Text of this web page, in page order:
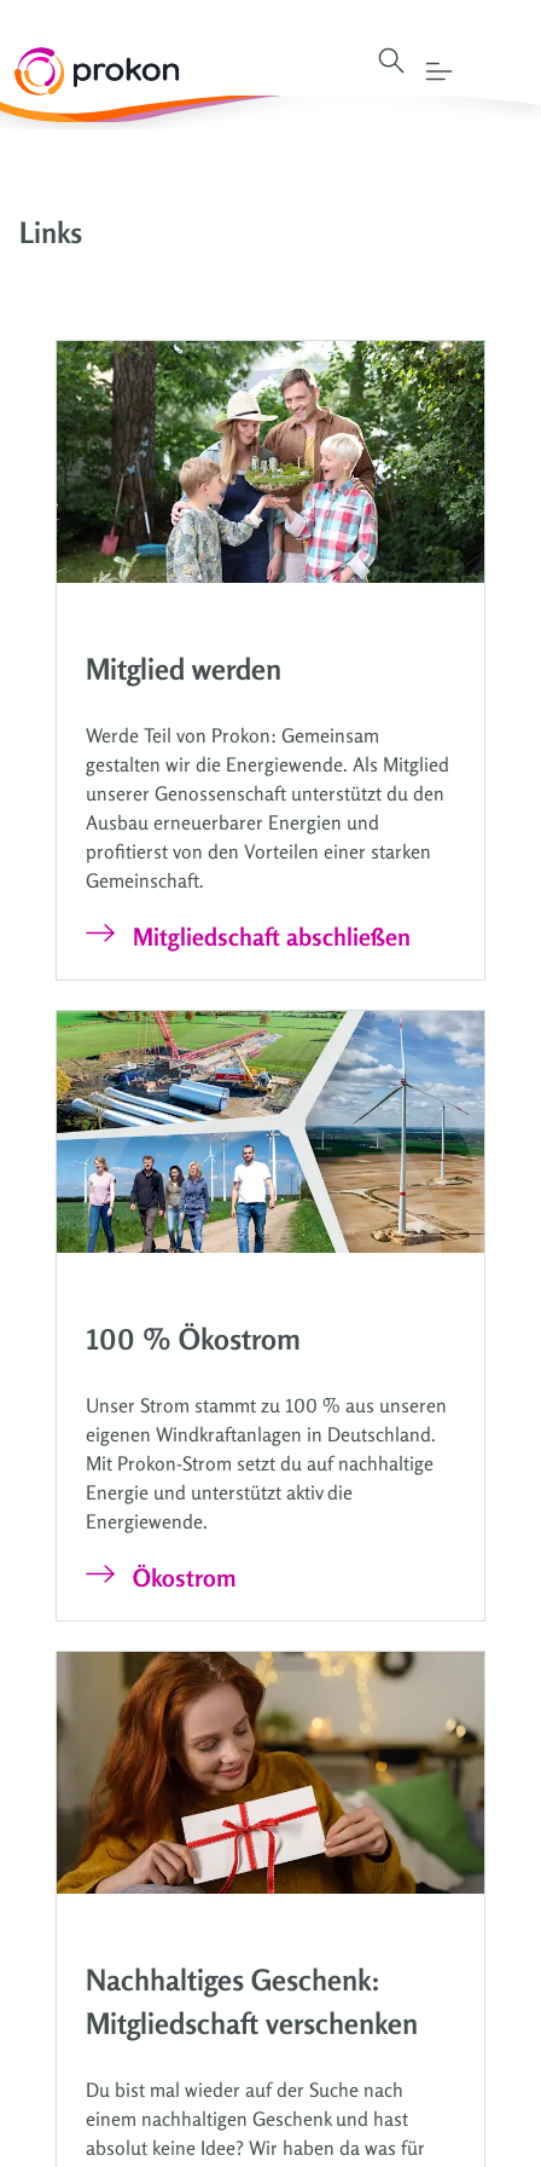
Links
Mitglied werden
Werde Teil von Prokon: Gemeinsam
gestalten wir die Energiewende. Als Mitglied
unserer Genossenschaft unterstützt du den
Ausbau erneuerbarer Energien und
profitierst von den Vorteilen einer starken
Gemeinschaft.
Mitgliedschaft abschließen
100 % Ökostrom
Unser Strom stammt zu 100 % aus unseren
eigenen Windkraftanlagen in Deutschland.
Mit Prokon-Strom setzt du auf nachhaltige
Energie und unterstützt aktiv die
Energiewende.
Ökostrom
Nachhaltiges Geschenk:
Mitgliedschaft verschenken
Du bist mal wieder auf der Suche nach
einem nachhaltigen Geschenk und hast
absolut keine Idee? Wir haben da was für